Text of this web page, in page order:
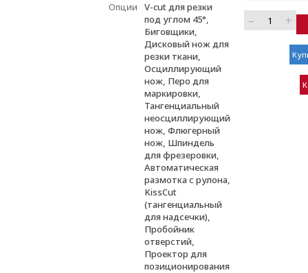
Опции
V-cut для резки
под углом 45°,
Биговщики,
Дисковый нож для
резки ткани,
Осциллирующий
нож, Перо для
маркировки,
Тангенциальный
неосциллирующий
нож, Флюгерный
нож, Шпиндель
для фрезеровки,
Автоматическая
размотка с рулона,
KissCut
(тангенциальный
для надсечки),
Пробойник
отверстий,
Проектор для
позиционирования
– +